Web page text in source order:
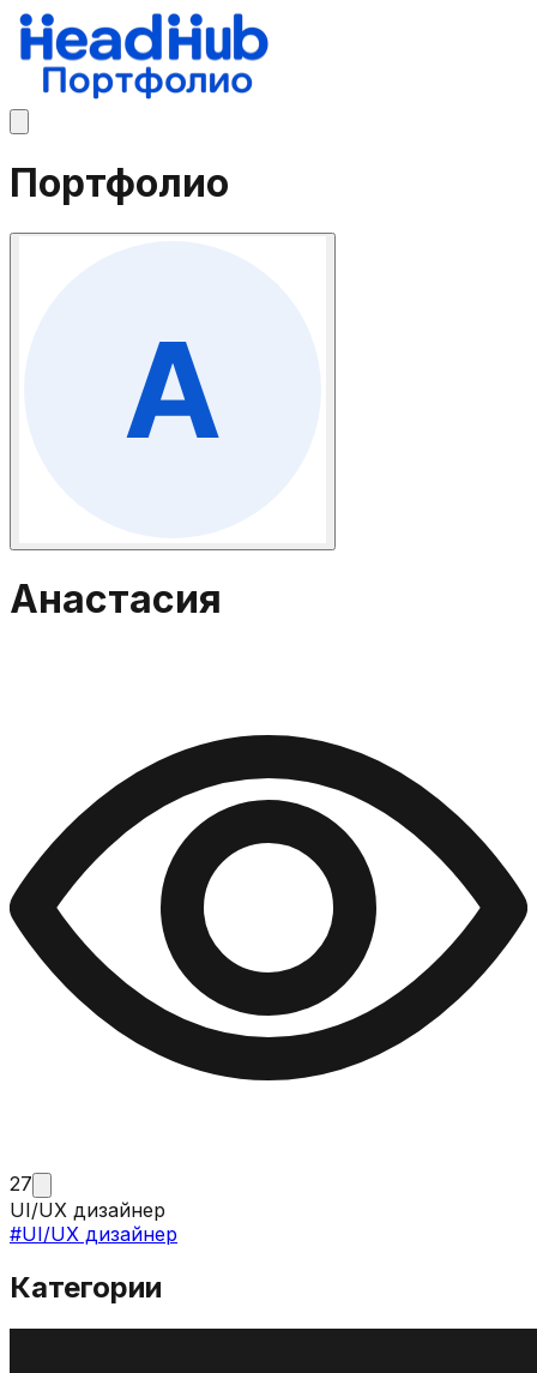
Портфолио
Анастасия
27
UI/UX дизайнер
#UI/UX дизайнер
Категории